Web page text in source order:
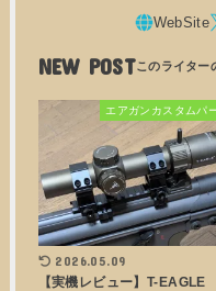
NEW POST
エアガンカスタムパ
2026.05.09
【実機レビュー】T-EAGLE